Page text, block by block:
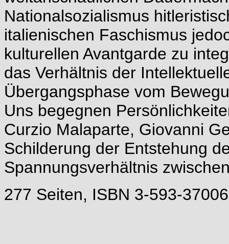
Nationalsozialismus
italienischen Faschismus
kulturellen Avantgarde zu
das Verhältnis der
Übergangsphase vom
Uns begegnen
Curzio Malaparte, Giovanni
Schilderung der Entstehung
Spannungsverhältnis
277 Seiten, ISBN 3-593-